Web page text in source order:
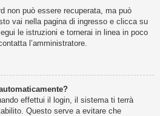
non può essere recuperata, ma può
vai nella pagina di ingresso e clicca su
le istruzioni e tornerai in linea in poco
l’amministratore.
effettui il login, il sistema ti terrà
Questo serve a evitare che